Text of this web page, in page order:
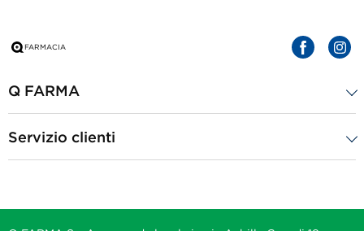
Q FARMA
Servizio clienti